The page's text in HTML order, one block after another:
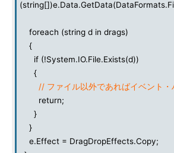
foreach (string d in drags)
{
if (!System.IO.File.Exists(d))
{
// ファイル以外であればイベント・
return;
}
}
e.Effect = DragDropEffects.Copy;